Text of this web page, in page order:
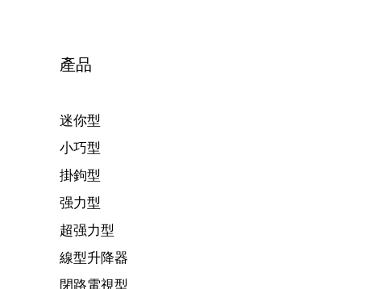
產品
迷你型
小巧型
掛鉤型
强力型
超强力型
線型升降器
閉路電視型